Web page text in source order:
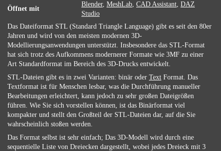
Öffnet mit
Blender, MeshLab, CAD Assistant, DAZ
Studio
Das Dateiformat STL (Standard Triangle Language) gibt es seit den 80er
Jahren und wird von den meisten modernen 3D-
Modellierungsanwendungen unterstützt. Insbesondere das STL-Format
hat sich trotz des Aufkommens modernerer Formate wie 3MF zu einer
Art Standardformat im Bereich des 3D-Drucks entwickelt.
STL-Dateien gibt es in zwei Varianten: binär oder Text Format. Das
Textformat ist für Menschen lesbar, was die Durchführung manueller
Bearbeitungen erleichtert, kann jedoch zu sehr großen Dateigrößen
führen. Wie Sie sich vorstellen können, ist das Binärformat viel
kompakter und stellt den Großteil der STL-Dateien dar, auf die Sie
wahrscheinlich stoßen werden.
Das Format selbst ist sehr einfach; Das 3D-Modell wird durch eine
sequentielle Liste von Dreiecken dargestellt, wobei jedes Dreieck mit 3